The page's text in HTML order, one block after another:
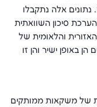
לגורמיה, על פי גיל ומגדר בשנים 2010-1990. נתונים אלה נתקבלו
סיכון השוואתית
והלאומית של
באופן ישיר והן זו
של משקאות ממותקים